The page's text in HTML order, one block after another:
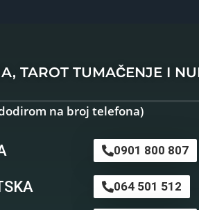
TAROT TUMAČENJE I
na broj telefona)
0901 800 807
064 501 512